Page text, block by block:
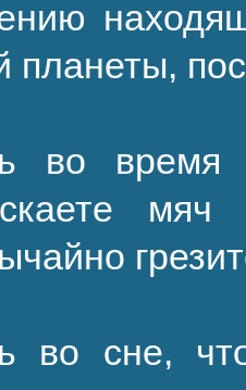
планеты,
во
во сне,